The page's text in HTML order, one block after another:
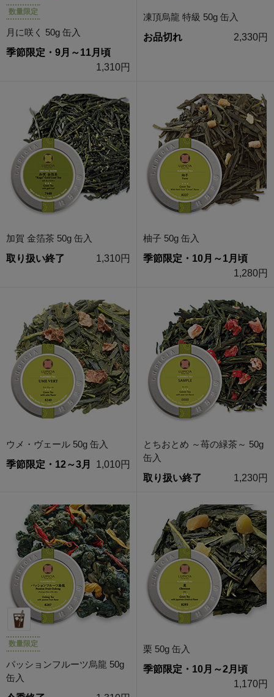
数量限定
月に咲く 50g 缶入
季節限定・9月～11月頃
1,310円
凍頂烏龍 特級 50g 缶入
お品切れ
2,330円
加賀 金箔茶 50g 缶入
取り扱い終了
1,310円
柚子 50g 缶入
季節限定・10月～1月頃
1,280円
ウメ・ヴェール 50g 缶入
季節限定・12～3月
1,010円
とちおとめ ～苺の緑茶～ 50g
缶入
取り扱い終了
1,230円
数量限定
パッションフルーツ烏龍 50g
缶入
栗 50g 缶入
季節限定・10月～2月頃
1,170円